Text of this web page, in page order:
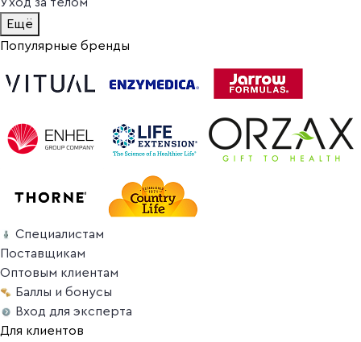
Ещё
Популярные бренды
Специалистам
Поставщикам
Оптовым клиентам
Баллы и бонусы
Вход для эксперта
Для клиентов